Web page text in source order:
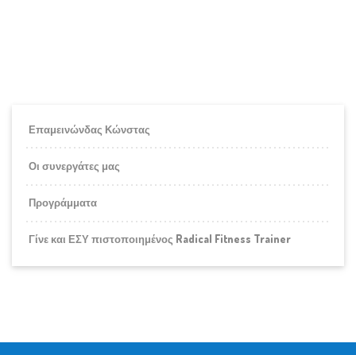
Επαμεινώνδας Κώνστας
Οι συνεργάτες μας
Προγράμματα
Γίνε και ΕΣΥ πιστοποιημένος Radical Fitness Trainer